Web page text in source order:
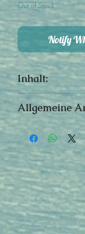
Out of Stock
Notify
Inhalt:
2 Doppelseitige
12
12 Dodinofiguren
64
16
12 Rennkarten
2 Würfel
5
Baumstamm, Ei,
1
Allgemeine
1- 6 Spieler
ca. 20 Minuten